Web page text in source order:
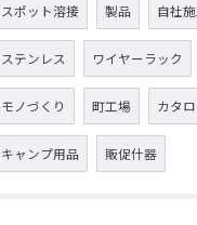
スポット溶接 製品 自社
ステンレス ワイヤーラック
モノづくり 町工場 カタ
キャンプ用品 販促什器